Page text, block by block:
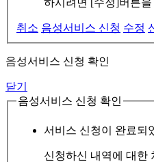
하시려면 [수정]버튼
취소 음성서비스 신청 수정
음성서비스 신청 확인
닫기
음성서비스 신청 확인
서비스 신청이 완료되
신청하신 내역에 대한